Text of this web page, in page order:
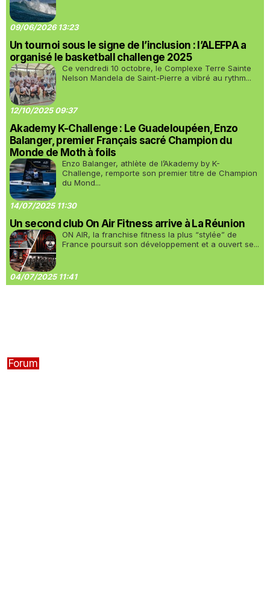
09/06/2026 13:23
Un tournoi sous le signe de l’inclusion : l’ALEFPA a
organisé le basketball challenge 2025
Ce vendredi 10 octobre, le Complexe Terre Sainte
Nelson Mandela de Saint-Pierre a vibré au rythm...
12/10/2025 09:37
Akademy K-Challenge : Le Guadeloupéen, Enzo
Balanger, premier Français sacré Champion du
Monde de Moth à foils
Enzo Balanger, athlète de l’Akademy by K-
Challenge, remporte son premier titre de Champion
du Mond...
14/07/2025 11:30
Un second club On Air Fitness arrive à La Réunion
ON AIR, la franchise fitness la plus “stylée” de
France poursuit son développement et a ouvert se...
04/07/2025 11:41
Forum